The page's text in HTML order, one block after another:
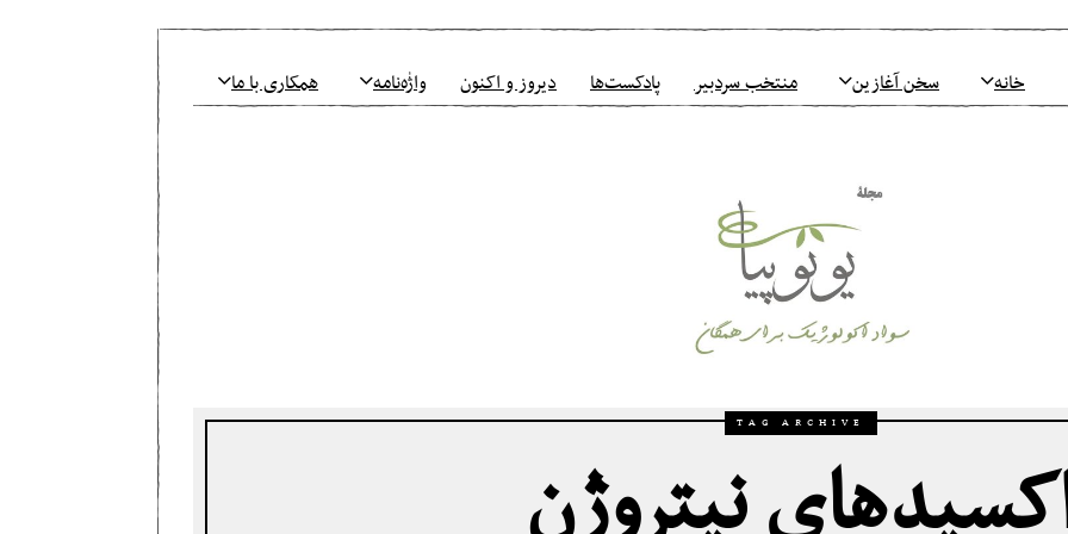
همکاری با ما واژٰه‌نامه دیروز و اکنون پادکست‌ها منتخب سردبیر سخن آغازین خانه
TAG ARCHIVE